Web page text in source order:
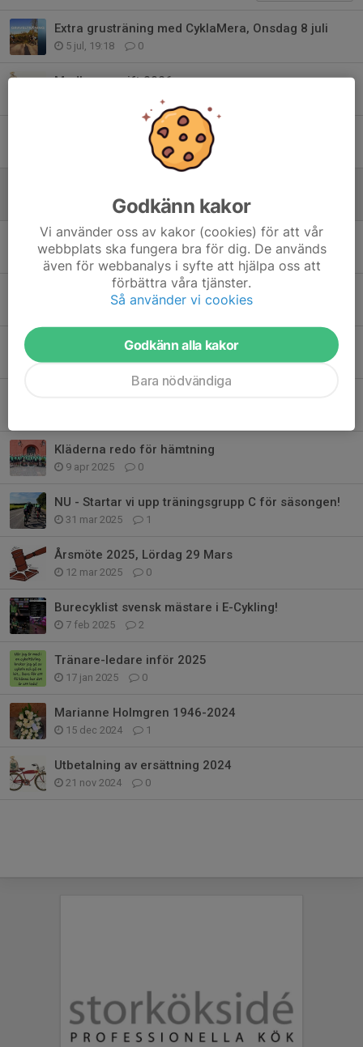
Extra grusträning med CyklaMera, Onsdag 8 juli
5 jul, 19:18 0
Medlemsavgift 2026
Välkommen till CK Bures årsmöte 2026!
0
17 okt 2025 0
4 jul 2025 7
Ledare till Växande klubb
2 jun 2025 0
Funktionärer till Bureloppet 18:e maj
28 apr 2025 6
Kläderna redo för hämtning
9 apr 2025 0
NU - Startar vi upp träningsgrupp C för säsongen!
31 mar 2025 1
Årsmöte 2025, Lördag 29 Mars
12 mar 2025 0
Burecyklist svensk mästare i E-Cykling!
7 feb 2025 2
Tränare-ledare inför 2025
17 jan 2025 0
Marianne Holmgren 1946-2024
15 dec 2024 1
Utbetalning av ersättning 2024
21 nov 2024 0
Godkänn kakor
Vi använder oss av kakor (cookies) för att vår
webbplats ska fungera bra för dig. De används
även för webbanalys i syfte att hjälpa oss att
förbättra våra tjänster.
Så använder vi cookies
Godkänn alla kakor
Bara nödvändiga